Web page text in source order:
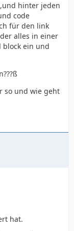
hinter jeden
code
für den link
alles in einer
ein und
so und wie geht
hat.